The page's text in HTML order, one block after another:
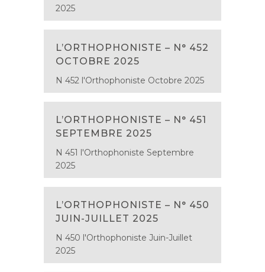
2025
L’ORTHOPHONISTE – N° 452
OCTOBRE 2025
N 452 l'Orthophoniste Octobre 2025
L’ORTHOPHONISTE – N° 451
SEPTEMBRE 2025
N 451 l'Orthophoniste Septembre
2025
L’ORTHOPHONISTE – N° 450
JUIN-JUILLET 2025
N 450 l'Orthophoniste Juin-Juillet
2025